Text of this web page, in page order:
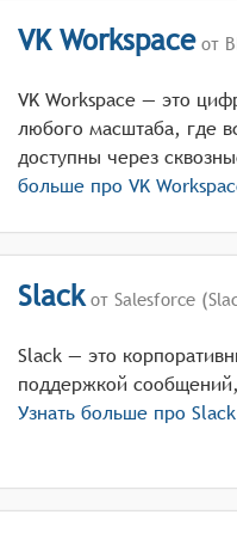
VK Workspaceот
VK Workspace — это
любого масштаба, где
доступны через
больше про VK
Slackот Salesforce
Slack — это
поддержкой
Узнать больше про Slack